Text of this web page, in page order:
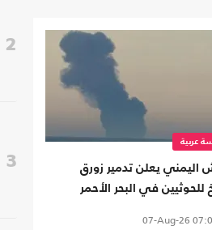
عربية
اليمني يعلن تدمير زورق
للحوثيين في البحر الأحمر
07-Aug-26
2
3